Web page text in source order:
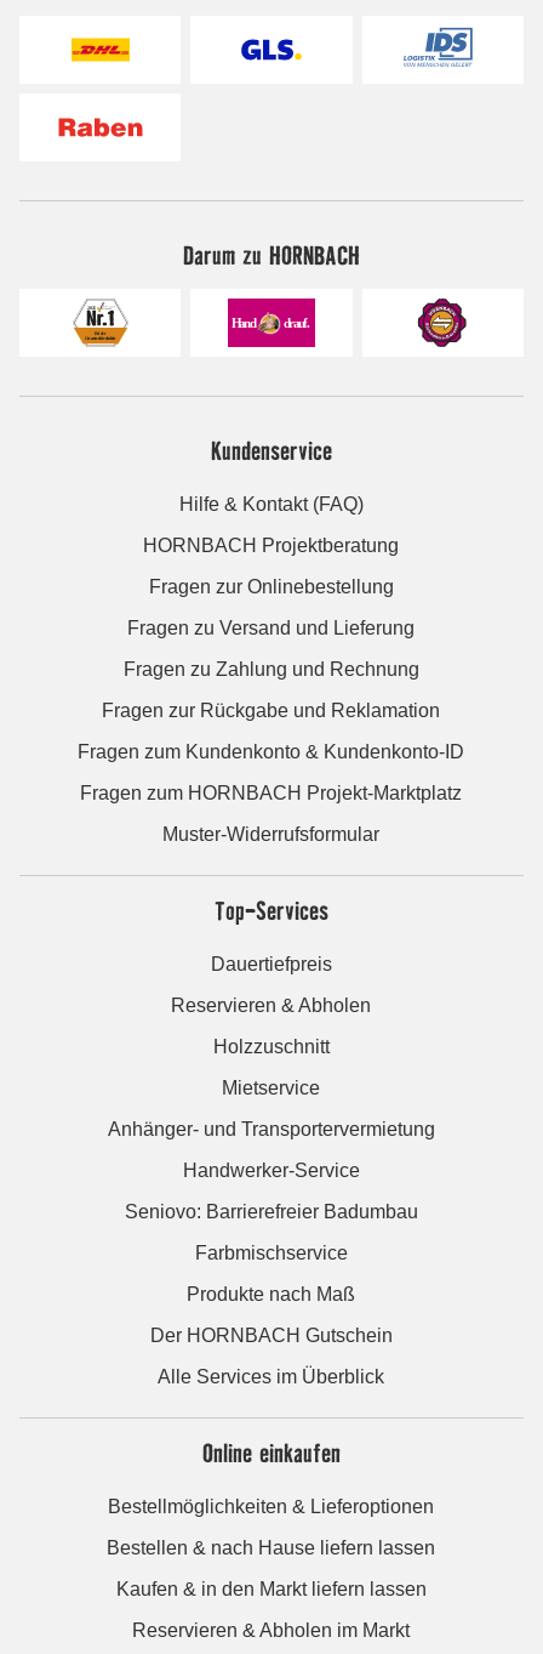
Darum zu HORNBACH
Kundenservice
Hilfe & Kontakt (FAQ)
HORNBACH Projektberatung
Fragen zur Onlinebestellung
Fragen zu Versand und Lieferung
Fragen zu Zahlung und Rechnung
Fragen zur Rückgabe und Reklamation
Fragen zum Kundenkonto & Kundenkonto-ID
Fragen zum HORNBACH Projekt-Marktplatz
Muster-Widerrufsformular
Top-Services
Dauertiefpreis
Reservieren & Abholen
Holzzuschnitt
Mietservice
Anhänger- und Transportervermietung
Handwerker-Service
Seniovo: Barrierefreier Badumbau
Farbmischservice
Produkte nach Maß
Der HORNBACH Gutschein
Alle Services im Überblick
Online einkaufen
Bestellmöglichkeiten & Lieferoptionen
Bestellen & nach Hause liefern lassen
Kaufen & in den Markt liefern lassen
Reservieren & Abholen im Markt